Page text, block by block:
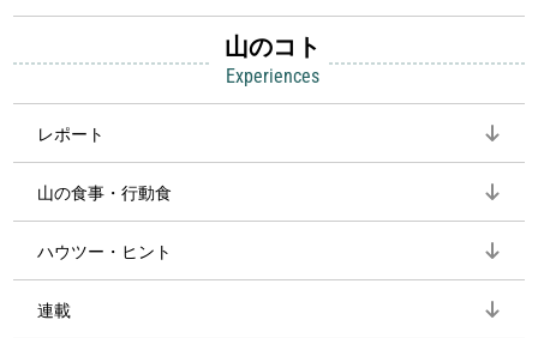
山のコト
Experiences
レポート
山の食事・行動食
ハウツー・ヒント
連載